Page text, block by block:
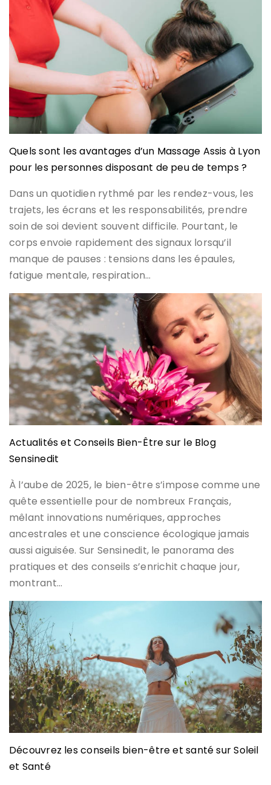
Quels sont les avantages d’un Massage Assis à Lyon
pour les personnes disposant de peu de temps ?
Dans un quotidien rythmé par les rendez-vous, les
trajets, les écrans et les responsabilités, prendre
soin de soi devient souvent difficile. Pourtant, le
corps envoie rapidement des signaux lorsqu’il
manque de pauses : tensions dans les épaules,
fatigue mentale, respiration…
Actualités et Conseils Bien-Être sur le Blog
Sensinedit
À l’aube de 2025, le bien-être s’impose comme une
quête essentielle pour de nombreux Français,
mêlant innovations numériques, approches
ancestrales et une conscience écologique jamais
aussi aiguisée. Sur Sensinedit, le panorama des
pratiques et des conseils s’enrichit chaque jour,
montrant…
Découvrez les conseils bien-être et santé sur Soleil
et Santé